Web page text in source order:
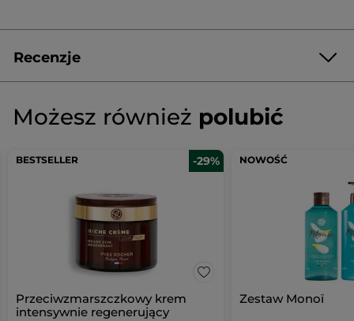
Recenzje
★★★★★
★★★★★
Brak
DODAJ RECENZJĘ
Możesz również polubić
BESTSELLER -29%
Przeciwzmarszczkowy krem
intensywnie regenerujący
NOWOŚĆ
Zestaw Monoï